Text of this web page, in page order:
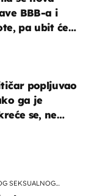
SEKSUALNOG
BBB-a i
pa ubit će
popljuvao
ga je
se, ne